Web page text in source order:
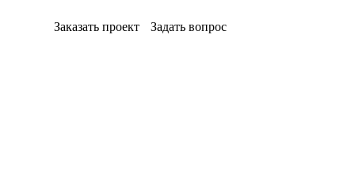
Заказать проект Задать вопрос